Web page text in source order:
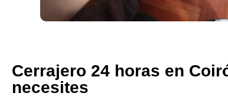
Cerrajero 24 horas en
necesites